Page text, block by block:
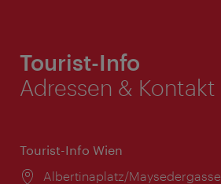
Tourist-Info
Adressen & Kontakt
Tourist-Info Wien
Ort:
Albertinaplatz/Maysedergasse